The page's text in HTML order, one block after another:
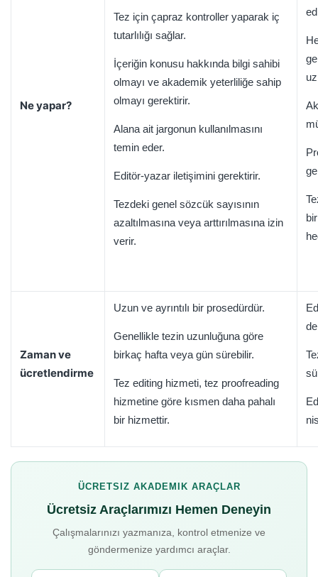
Ne yapar?
Tez için çapraz kontroller yaparak iç
tutarlılığı sağlar.
İçeriğin konusu hakkında bilgi sahibi
olmayı ve akademik yeterliliğe sahip
olmayı gerektirir.
Alana ait jargonun kullanılmasını
temin eder.
Editör-yazar iletişimini gerektirir.
Tezdeki genel sözcük sayısının
azaltılmasına veya arttırılmasına izin
verir.
Zaman ve
ücretlendirme
Uzun ve ayrıntılı bir prosedürdür.
Genellikle tezin uzunluğuna göre
birkaç hafta veya gün sürebilir.
Tez editing hizmeti, tez proofreading
hizmetine göre kısmen daha pahalı
bir hizmettir.
ÜCRETSIZ AKADEMIK ARAÇLAR
Ücretsiz Araçlarımızı Hemen Deneyin
Çalışmalarınızı yazmanıza, kontrol etmenize ve
göndermenize yardımcı araçlar.